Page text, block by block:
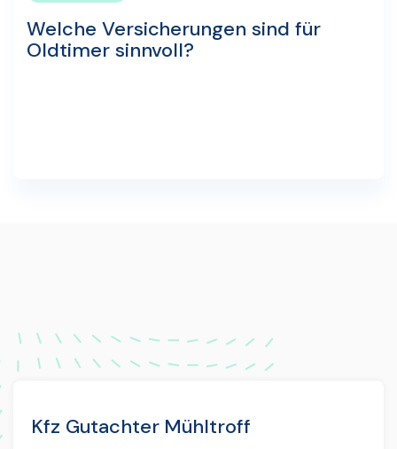
Welche Versicherungen sind für
Oldtimer sinnvoll?
Kfz Gutachter Mühltroff